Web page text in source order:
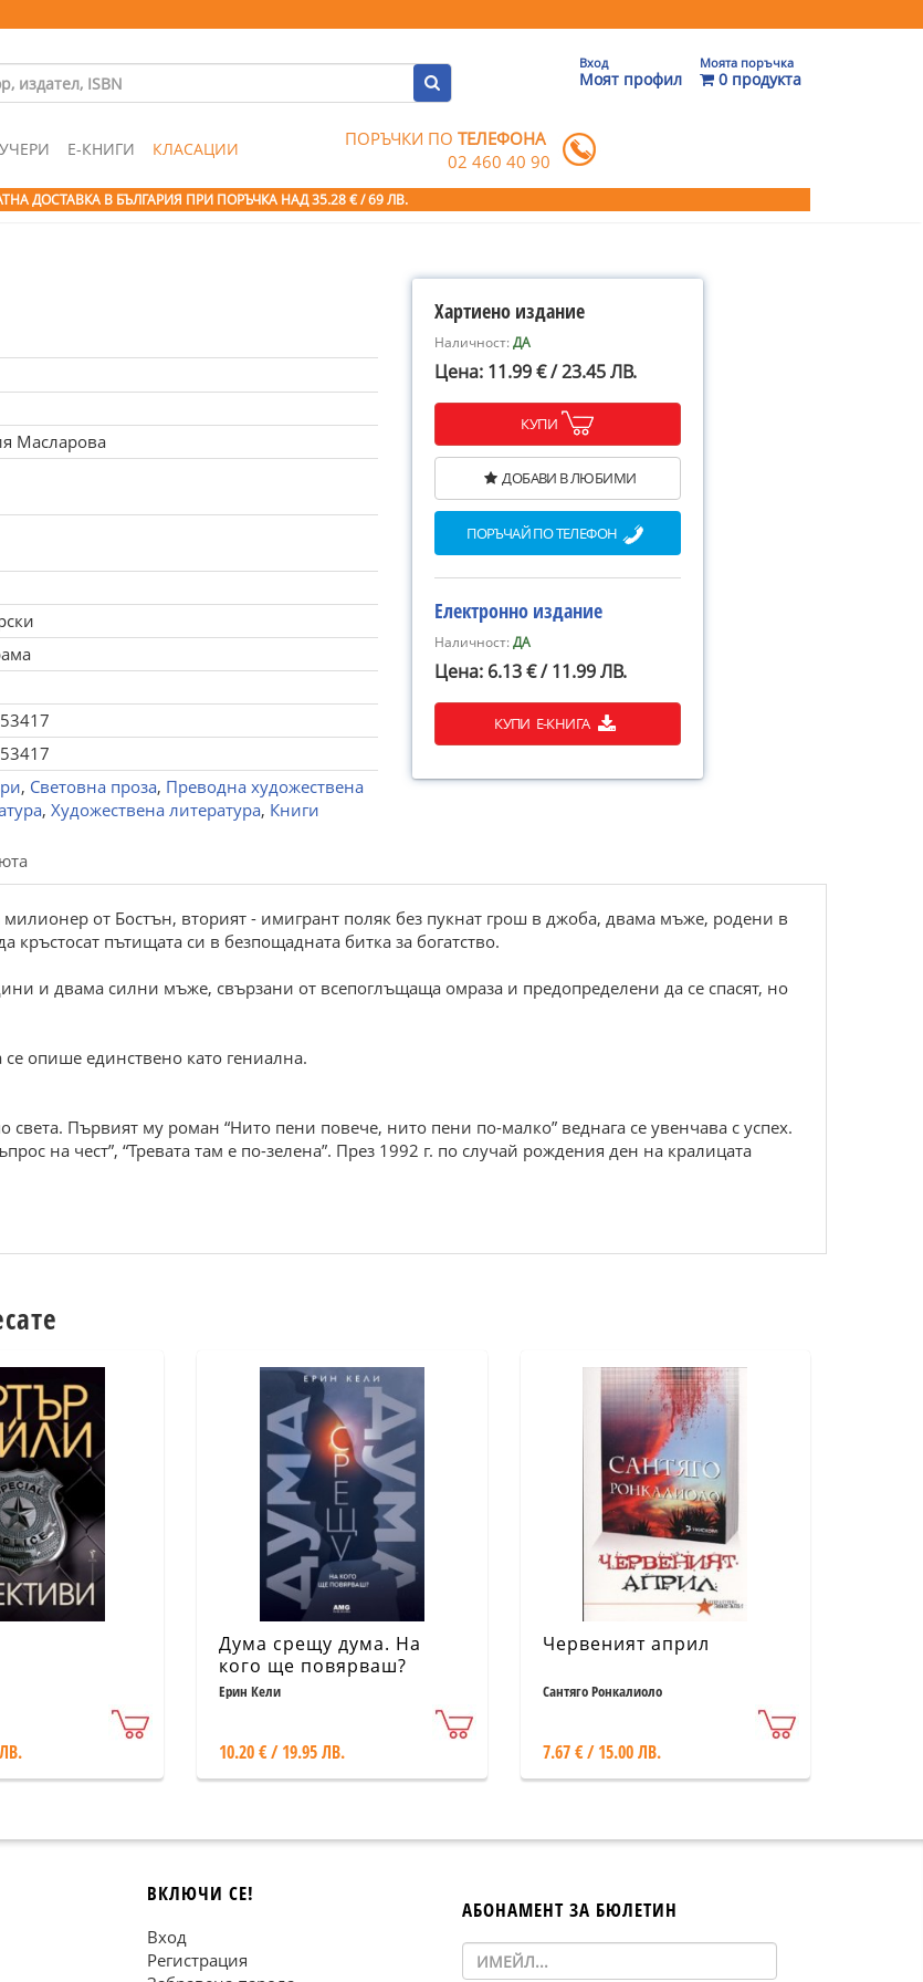
Вход
Моят профил
Моята поръчка
0 продукта
Е-КНИГИ КЛАСАЦИИ ПОРЪЧКИ ПОТЕЛЕФОНА
02 460 40 90
ДОСТАВКА В БЪЛГАРИЯ ПРИ ПОРЪЧКА НАД 35.28 € / 69 ЛВ.
Масларова
, Световна проза, Преводна художествена
, Художествена литература, Книги
Хартиено издание
Наличност:ДА
Цена: 11.99 € / 23.45 ЛВ.
КУПИ
ДОБАВИ В ЛЮБИМИ
ПОРЪЧАЙ ПО ТЕЛЕФОН
Електронно издание
Наличност:ДА
Цена: 6.13 € / 11.99 ЛВ.
КУПИ Е-КНИГА
от Бостън, вторият - имигрант поляк без пукнат грош в джоба, двама мъже, родени в
пътищата си в безпощадната битка за богатство.
и двама силни мъже, свързани от всепоглъщаща омраза и предопределени да се спасят, но
опише единствено като гениална.
Първият му роман “Нито пени повече, нито пени по-малко” веднага се увенчава с успех.
на чест”, “Тревата там е по-зелена”. През 1992 г. по случай рождения ден на кралицата
Дума срещу дума. На
кого ще повярваш?
Ерин Кели
10.20 € / 19.95 ЛВ.
Червеният април
Сантяго Ронкалиоло
7.67 € / 15.00 ЛВ.
ВКЛЮЧИ СЕ!
Вход
Регистрация
АБОНАМЕНТ ЗА БЮЛЕТИН